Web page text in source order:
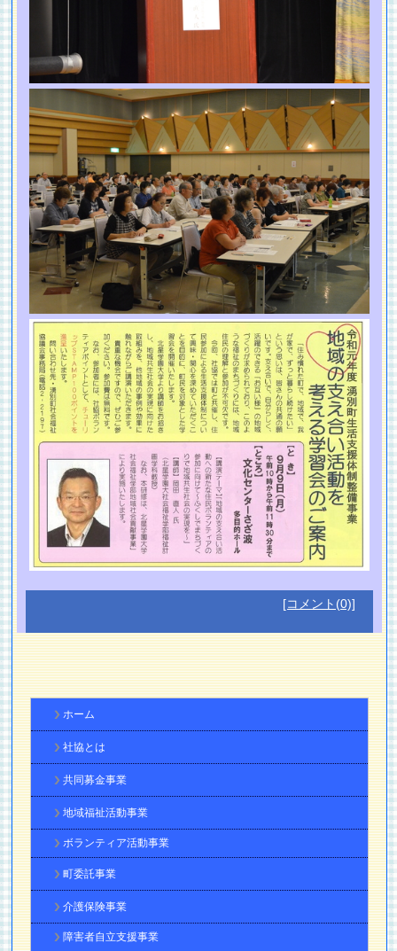
[コメント(0)]
ホーム
社協とは
共同募金事業
地域福祉活動事業
ボランティア活動事業
町委託事業
介護保険事業
障害者自立支援事業